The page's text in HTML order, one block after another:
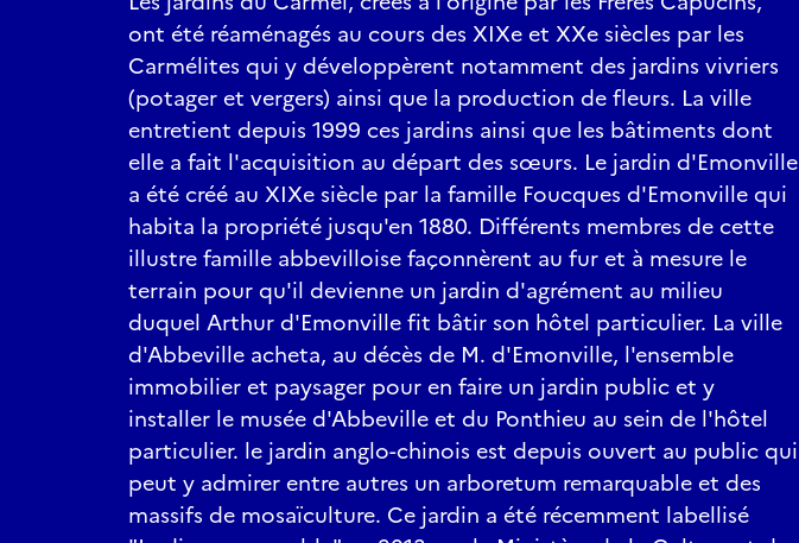
ont été réaménagés au cours des XIXe et XXe siècles par les
Carmélites qui y développèrent notamment des jardins vivriers
(potager et vergers) ainsi que la production de fleurs. La ville
entretient depuis 1999 ces jardins ainsi que les bâtiments dont
elle a fait l'acquisition au départ des sœurs. Le jardin d'Emonville
a été créé au XIXe siècle par la famille Foucques d'Emonville qui
habita la propriété jusqu'en 1880. Différents membres de cette
illustre famille abbevilloise façonnèrent au fur et à mesure le
terrain pour qu'il devienne un jardin d'agrément au milieu
duquel Arthur d'Emonville fit bâtir son hôtel particulier. La ville
d'Abbeville acheta, au décès de M. d'Emonville, l'ensemble
immobilier et paysager pour en faire un jardin public et y
installer le musée d'Abbeville et du Ponthieu au sein de l'hôtel
particulier. le jardin anglo-chinois est depuis ouvert au public qui
peut y admirer entre autres un arboretum remarquable et des
massifs de mosaïculture. Ce jardin a été récemment labellisé